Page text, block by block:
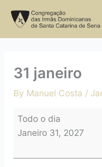
31 janeiro
By Manuel Costa /
janeiro
Todo o dia
Janeiro 31, 2027